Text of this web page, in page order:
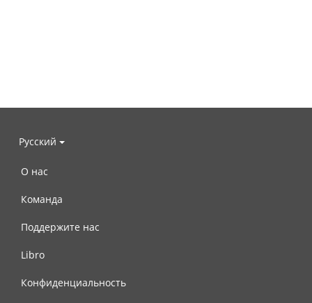
Русский
О нас
Команда
Поддержите нас
Libro
Конфиденциальность